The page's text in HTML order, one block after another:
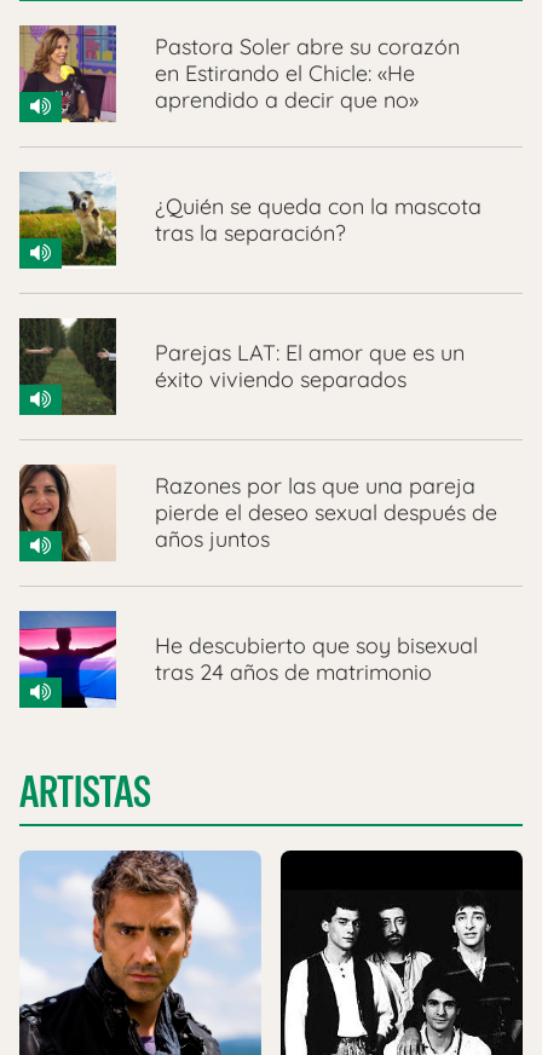
Pastora Soler abre su corazón
en Estirando el Chicle: «He
aprendido a decir que no»
¿Quién se queda con la mascota
tras la separación?
Parejas LAT: El amor que es un
éxito viviendo separados
Razones por las que una pareja
pierde el deseo sexual después de
años juntos
He descubierto que soy bisexual
tras 24 años de matrimonio
ARTISTAS